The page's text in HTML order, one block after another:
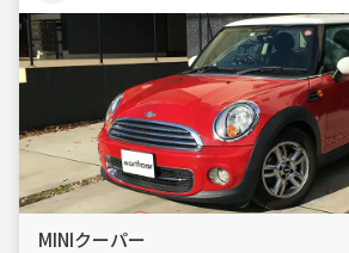
MINIクーパー